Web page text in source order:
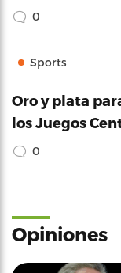
0
Sports
Oro y plata
los Juegos
0
Opiniones